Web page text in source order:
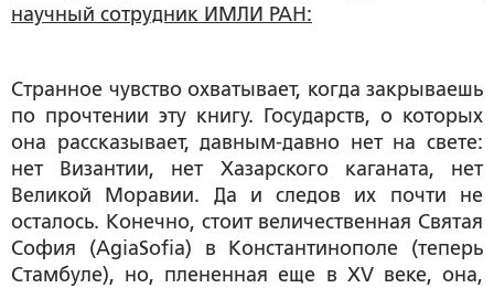
научный сотрудник ИМЛИ РАН:
Странное чувство охватывает, когда закрываешь
по прочтении эту книгу. Государств, о которых
она рассказывает, давным-давно нет на свете:
нет Византии, нет Хазарского каганата, нет
Великой Моравии. Да и следов их почти не
осталось. Конечно, стоит величественная Святая
София (AgiaSоfia) в Константинополе (теперь
Стамбуле), но, плененная еще в XV веке, она,